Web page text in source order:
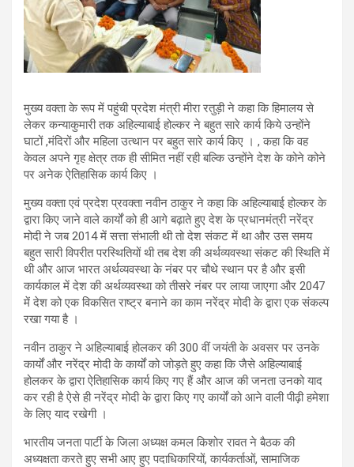
मुख्य वक्ता के रूप में पहुंची प्रदेश मंत्री मीरा रतुड़ी ने कहा कि हिमालय से
लेकर कन्याकुमारी तक अहिल्याबाई होल्कर ने बहुत सारे कार्य किये उन्होंने
घाटों ,मंदिरों और महिला उत्थान पर बहुत सारे कार्य किए । , कहा कि वह
केवल अपने गृह क्षेत्र तक ही सीमित नहीं रही बल्कि उन्होंने देश के कोने कोने
पर अनेक ऐतिहासिक कार्य किए ।
मुख्य वक्ता एवं प्रदेश प्रवक्ता नवीन ठाकुर ने कहा कि अहिल्याबाई होल्कर के
द्वारा किए जाने वाले कार्यों को ही आगे बढ़ाते हुए देश के प्रधानमंत्री नरेंद्र
मोदी ने जब 2014 में सत्ता संभाली थी तो देश संकट में था और उस समय
बहुत सारी विपरीत परस्थितियों थी तब देश की अर्थव्यवस्था संकट की स्थिति में
थी और आज भारत अर्थव्यवस्था के नंबर पर चौथे स्थान पर है और इसी
कार्यकाल में देश की अर्थव्यवस्था को तीसरे नंबर पर लाया जाएगा और 2047
में देश को एक विकसित राष्ट्र बनाने का काम नरेंद्र मोदी के द्वारा एक संकल्प
रखा गया है ।
नवीन ठाकुर ने अहिल्याबाई होलकर की 300 वीं जयंती के अवसर पर उनके
कार्यों और नरेंद्र मोदी के कार्यों को जोड़ते हुए कहा कि जैसे अहिल्याबाई
होलकर के द्वारा ऐतिहासिक कार्य किए गए हैं और आज की जनता उनको याद
कर रही है ऐसे ही नरेंद्र मोदी के द्वारा किए गए कार्यों को आने वाली पीढ़ी हमेशा
के लिए याद रखेगी ।
भारतीय जनता पार्टी के जिला अध्यक्ष कमल किशोर रावत ने बैठक की
अध्यक्षता करते हुए सभी आए हुए पदाधिकारियों, कार्यकर्ताओं, सामाजिक